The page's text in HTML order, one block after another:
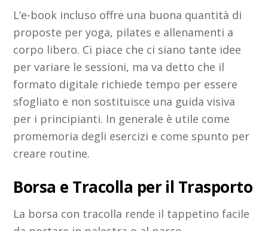
L’e-book incluso offre una buona quantità di
proposte per yoga, pilates e allenamenti a
corpo libero. Ci piace che ci siano tante idee
per variare le sessioni, ma va detto che il
formato digitale richiede tempo per essere
sfogliato e non sostituisce una guida visiva
per i principianti. In generale è utile come
promemoria degli esercizi e come spunto per
creare routine.
Borsa e Tracolla per il Trasporto
La borsa con tracolla rende il tappetino facile